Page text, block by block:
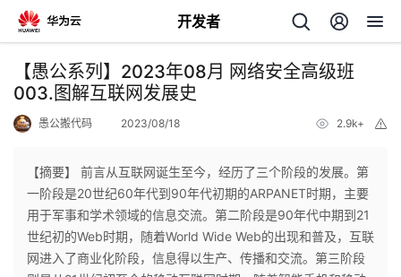
开发者
返
回
个
人
我
【愚公系列】2023年08月 网络安全高级班
003.图解互联网发展史
愚公搬代码 2023/08/18 2.9k+
【摘要】 前言从互联网诞生至今，经历了三个阶段的发展。第
一阶段是20世纪60年代到90年代初期的ARPANET时期，主要
用于军事和学术领域的信息交流。第二阶段是90年代中期到21
世纪初的Web时期，随着World Wide Web的出现和普及，互联
网进入了商业化阶段，信息得以生产、传播和交流。第三阶段